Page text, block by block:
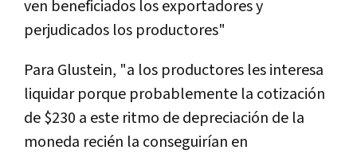
ven beneficiados los exportadores y
perjudicados los productores"
Para Glustein, "a los productores les interesa
liquidar porque probablemente la cotización
de $230 a este ritmo de depreciación de la
moneda recién la conseguirían en